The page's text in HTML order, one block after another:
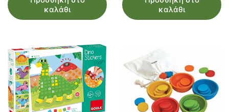
καλάθι
€38.00.είναι:
καλάθι